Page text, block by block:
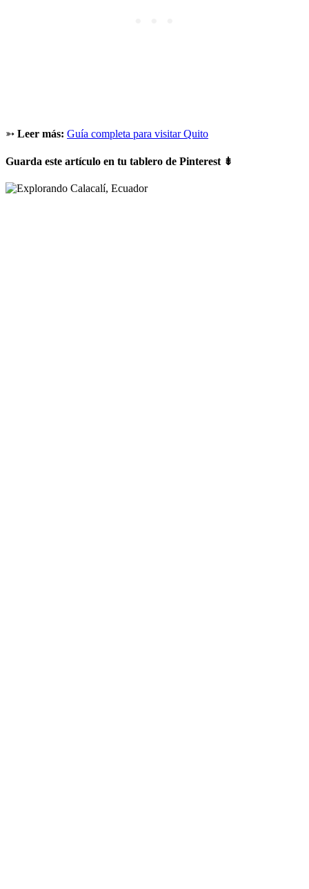
➳ Leer más: Guía completa para visitar Quito
Guarda este artículo en tu tablero de Pinterest ⇟